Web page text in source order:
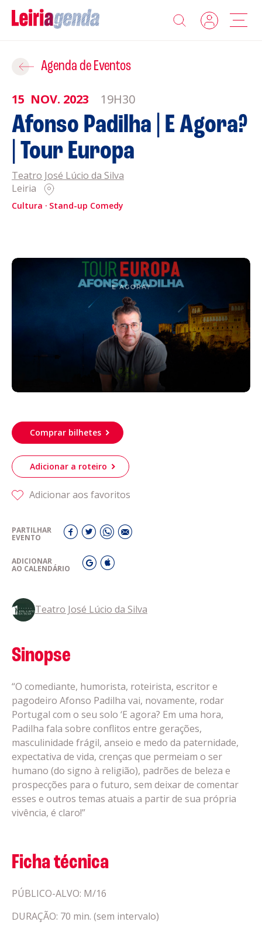
Agenda
Sobre a Leiriagenda
Promotores
Clubes Desportivos
Contactos
Política de Cookies
Acompanhe a Leiria Agenda
DESPORTO
Agenda de Eventos
15 NOV. 2023 19H30
Afonso Padilha | E Agora?
| Tour Europa
Teatro José Lúcio da Silva
Leiria
Cultura Stand-up Comedy
Comprar bilhetes
Adicionar a roteiro
Adicionar aos favoritos
PARTILHAR
EVENTO
ADICIONAR
AO CALENDÁRIO
Teatro José Lúcio da Silva
Sinopse
“O comediante, humorista, roteirista, escritor e
pagodeiro Afonso Padilha vai, novamente, rodar
Portugal com o seu solo ‘E agora? Em uma hora,
Padilha fala sobre conflitos entre gerações,
masculinidade frágil, anseio e medo da paternidade,
expectativa de vida, crenças que permeiam o ser
humano (do signo à religião), padrões de beleza e
prospecções para o futuro, sem deixar de comentar
esses e outros temas atuais a partir de sua própria
vivência, é claro!”
Ficha técnica
PÚBLICO-ALVO: M/16
DURAÇÃO: 70 min. (sem intervalo)
Adicionar ao Roteiro
ROTEIROS EXISTENTES
CRIAR NOVO